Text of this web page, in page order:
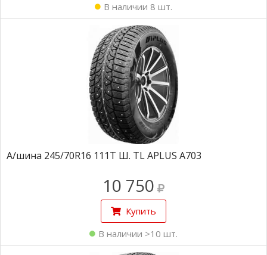
В наличии 8 шт.
А/шина 245/70R16 111T Ш. TL APLUS A703
10 750
Купить
В наличии >10 шт.